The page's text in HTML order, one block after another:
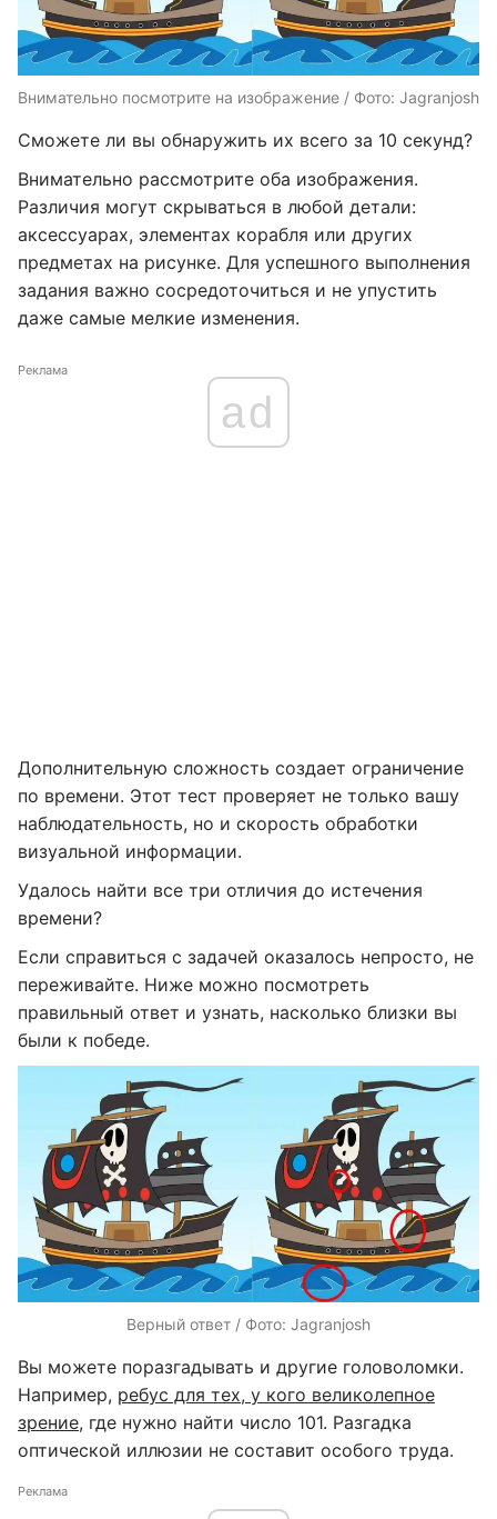
Внимательно посмотрите на изображение / Фото: Jagranjosh
Сможете ли вы обнаружить их всего за 10 секунд?
Внимательно рассмотрите оба изображения.
Различия могут скрываться в любой детали:
аксессуарах, элементах корабля или других
предметах на рисунке. Для успешного выполнения
задания важно сосредоточиться и не упустить
даже самые мелкие изменения.
Реклама
ad
Дополнительную сложность создает ограничение
по времени. Этот тест проверяет не только вашу
наблюдательность, но и скорость обработки
визуальной информации.
Удалось найти все три отличия до истечения
времени?
Если справиться с задачей оказалось непросто, не
переживайте. Ниже можно посмотреть
правильный ответ и узнать, насколько близки вы
были к победе.
Верный ответ / Фото: Jagranjosh
Вы можете поразгадывать и другие головоломки.
Например, ребус для тех, у кого великолепное
зрение, где нужно найти число 101. Разгадка
оптической иллюзии не составит особого труда.
Реклама